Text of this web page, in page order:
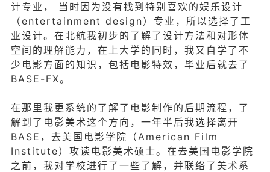
计专业， 当时因为没有找到特别喜欢的娱乐设计
（entertainment design）专业，所以选择了工
业设计。在北航我初步的了解了设计方法和对形体
空间的理解能力，在上大学的同时，我又自学了不
少电影方面的知识，包括电影特效，毕业后就去了
BASE-FX。
在那里我更系统的了解了电影制作的后期流程，了
解到了电影美术这个方向，一年半后我选择离开
BASE，去美国电影学院（American Film
Institute）攻读电影美术硕士。在去美国电影学院
之前，我对学校进行了一些了解，并联络了美术系